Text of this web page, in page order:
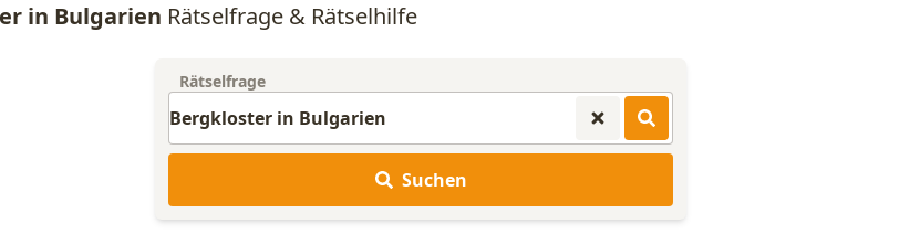
in Bulgarien Rätselfrage & Rätselhilfe
Rätselfrage
Suchen